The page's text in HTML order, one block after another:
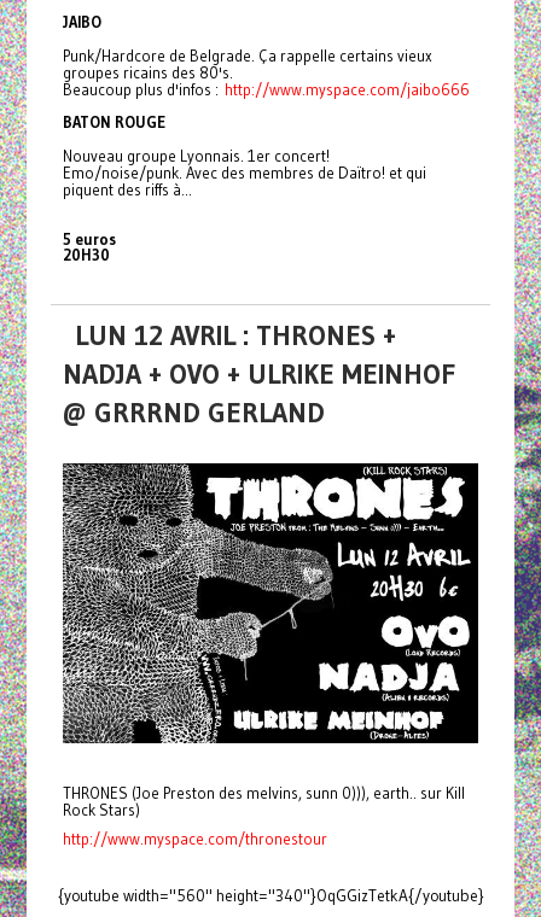
JAIBO
Punk/Hardcore de Belgrade. Ça rappelle certains vieux
groupes ricains des 80's.
Beaucoup plus d'infos : http://www.myspace.com/jaibo666
BATON ROUGE
Nouveau groupe Lyonnais. 1er concert!
Emo/noise/punk. Avec des membres de Daïtro! et qui
piquent des riffs à...
5 euros
20H30
LUN 12 AVRIL : THRONES +
NADJA + OVO + ULRIKE MEINHOF
@ GRRRND GERLAND
THRONES (Joe Preston des melvins, sunn 0))), earth.. sur Kill
Rock Stars)
http://www.myspace.com/thronestour
{youtube width="560" height="340"}OqGGizTetkA{/youtube}